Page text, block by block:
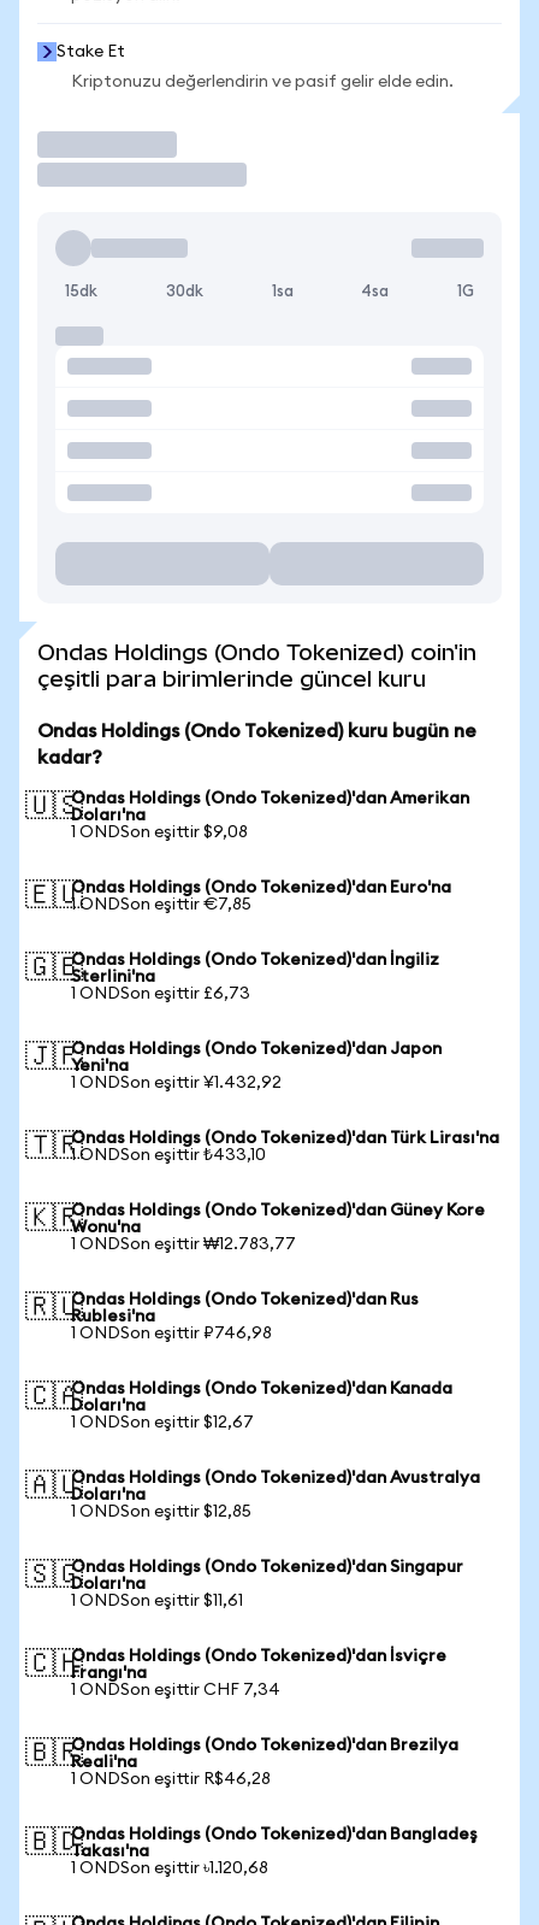
Stake Et
Kriptonuzu değerlendirin ve pasif gelir elde edin.
15dk 30dk 1sa 4sa 1G
Ondas Holdings (Ondo Tokenized) coin'in
çeşitli para birimlerinde güncel kuru
Ondas Holdings (Ondo Tokenized) kuru bugün ne
kadar?
🇺🇸Ondas Holdings (Ondo Tokenized)'dan Amerikan
Doları'na
1 ONDSon eşittir $9,08
🇪🇺Ondas Holdings (Ondo Tokenized)'dan Euro'na
1 ONDSon eşittir €7,85
🇬🇧Ondas Holdings (Ondo Tokenized)'dan İngiliz
Sterlini'na
1 ONDSon eşittir £6,73
🇯🇵Ondas Holdings (Ondo Tokenized)'dan Japon
Yeni'na
1 ONDSon eşittir ¥1.432,92
🇹🇷Ondas Holdings (Ondo Tokenized)'dan Türk Lirası'na
1 ONDSon eşittir ₺433,10
🇰🇷Ondas Holdings (Ondo Tokenized)'dan Güney Kore
Wonu'na
1 ONDSon eşittir ₩12.783,77
🇷🇺Ondas Holdings (Ondo Tokenized)'dan Rus
Rublesi'na
1 ONDSon eşittir ₽746,98
🇨🇦Ondas Holdings (Ondo Tokenized)'dan Kanada
Doları'na
1 ONDSon eşittir $12,67
🇦🇺Ondas Holdings (Ondo Tokenized)'dan Avustralya
Doları'na
1 ONDSon eşittir $12,85
🇸🇬Ondas Holdings (Ondo Tokenized)'dan Singapur
Doları'na
1 ONDSon eşittir $11,61
🇨🇭Ondas Holdings (Ondo Tokenized)'dan İsviçre
Frangı'na
1 ONDSon eşittir CHF 7,34
🇧🇷Ondas Holdings (Ondo Tokenized)'dan Brezilya
Reali'na
1 ONDSon eşittir R$46,28
🇧🇩Ondas Holdings (Ondo Tokenized)'dan Bangladeş
Takası'na
1 ONDSon eşittir ৳1.120,68